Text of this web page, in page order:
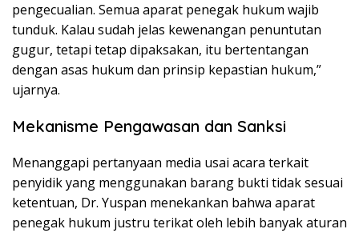
pengecualian. Semua aparat penegak hukum wajib
tunduk. Kalau sudah jelas kewenangan penuntutan
gugur, tetapi tetap dipaksakan, itu bertentangan
dengan asas hukum dan prinsip kepastian hukum,”
ujarnya.
Mekanisme Pengawasan dan Sanksi
Menanggapi pertanyaan media usai acara terkait
penyidik yang menggunakan barang bukti tidak sesuai
ketentuan, Dr. Yuspan menekankan bahwa aparat
penegak hukum justru terikat oleh lebih banyak aturan